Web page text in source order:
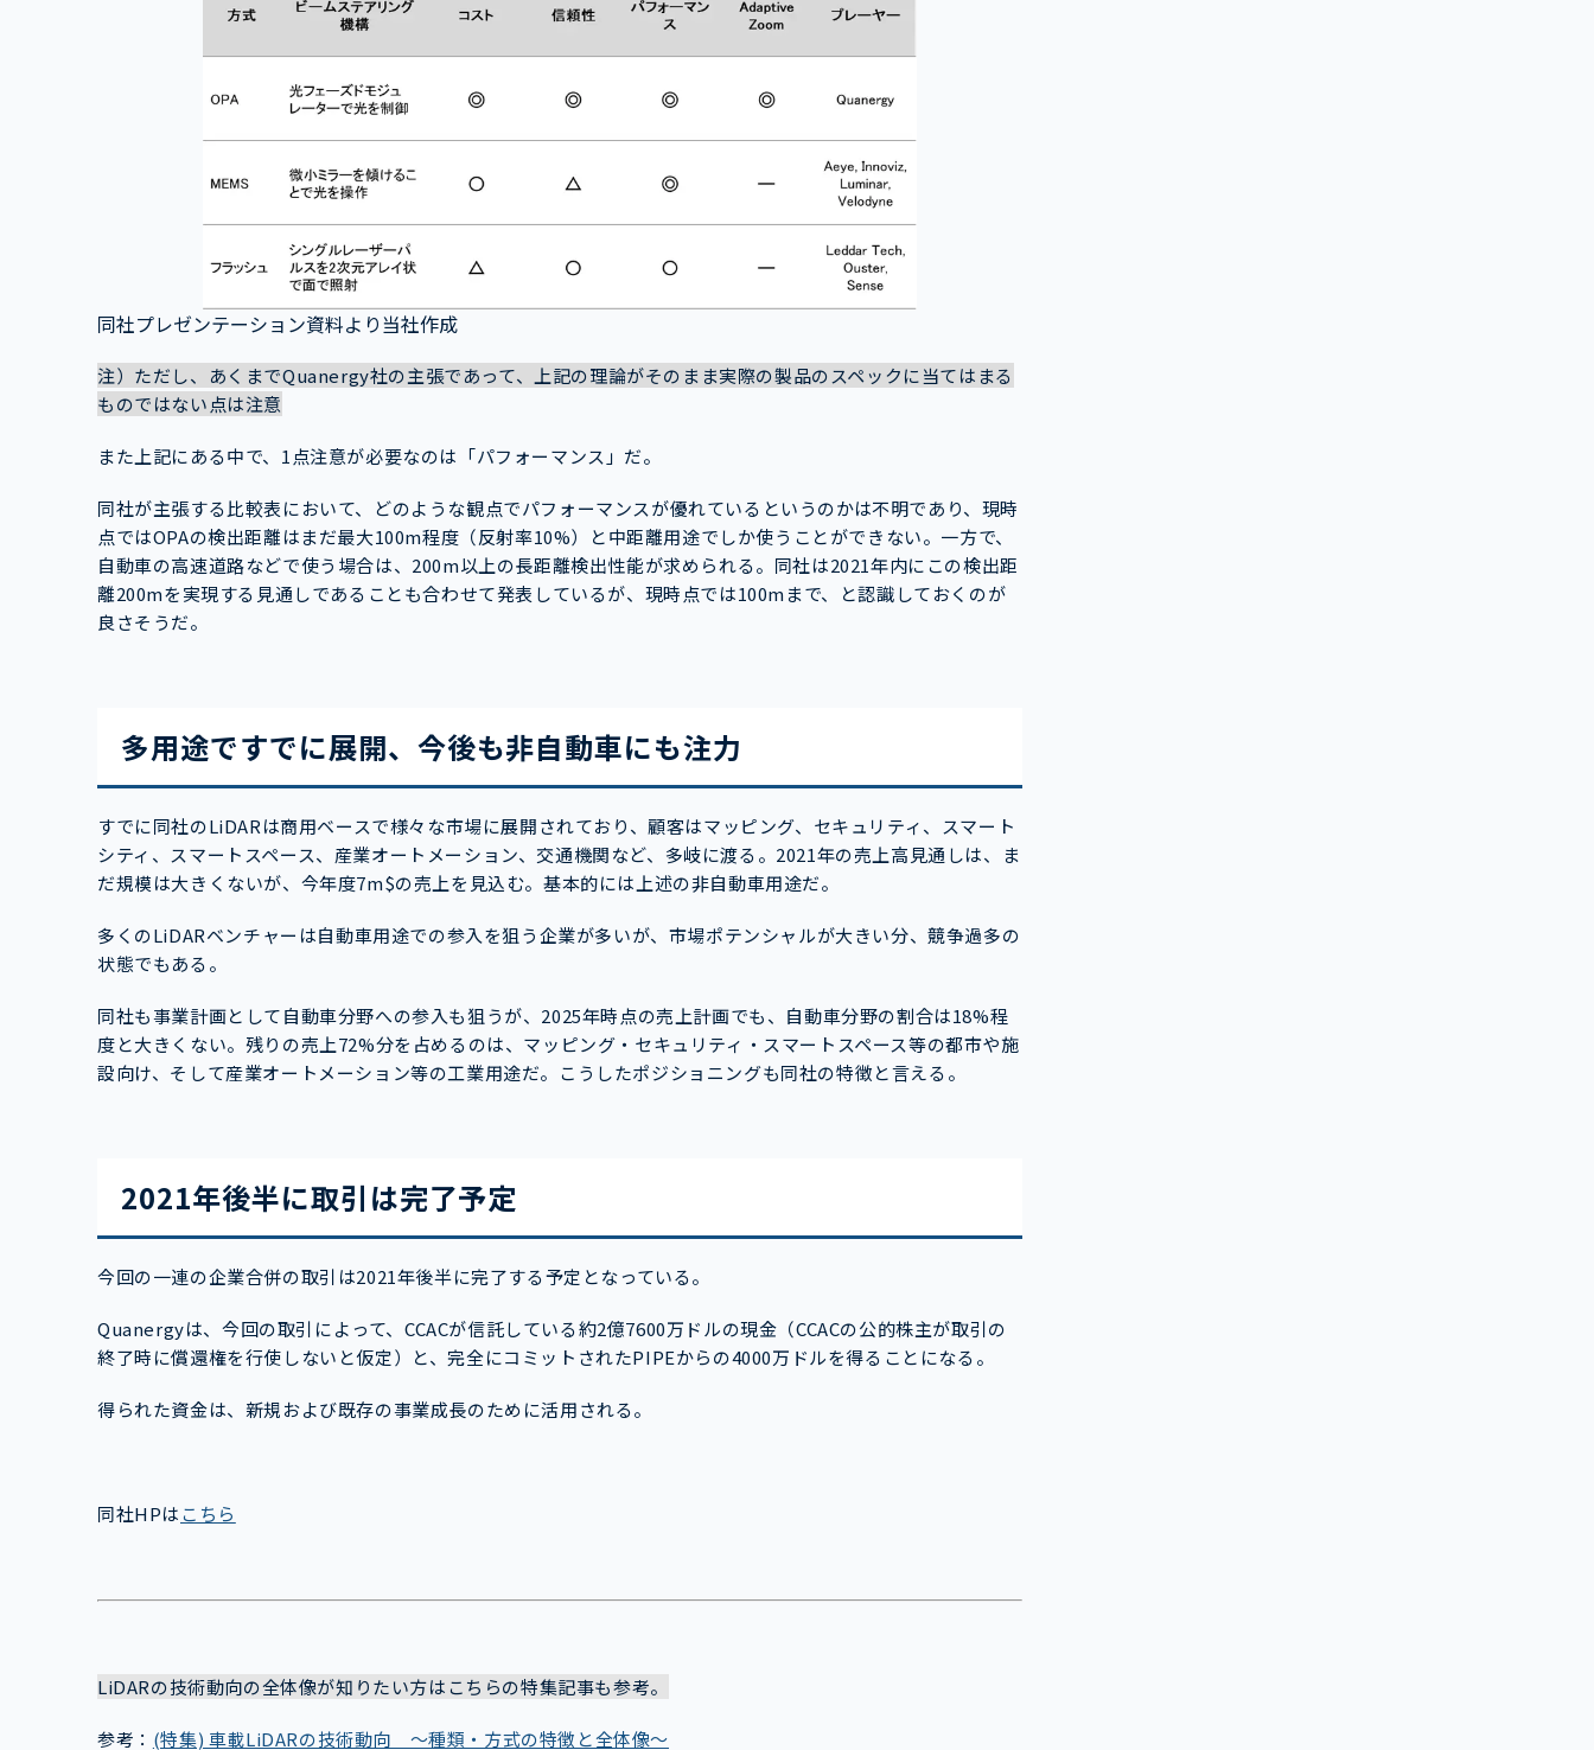
同社プレゼンテーション資料より当社作成
注）ただし、あくまでQuanergy社の主張であって、上記の理論がそのまま実際の製品のスペックに当てはまる
ものではない点は注意
また上記にある中で、1点注意が必要なのは「パフォーマンス」だ。
同社が主張する比較表において、どのような観点でパフォーマンスが優れているというのかは不明であり、現時
点ではOPAの検出距離はまだ最大100m程度（反射率10%）と中距離用途でしか使うことができない。一方で、
自動車の高速道路などで使う場合は、200m以上の長距離検出性能が求められる。同社は2021年内にこの検出距
離200mを実現する見通しであることも合わせて発表しているが、現時点では100mまで、と認識しておくのが
良さそうだ。
多用途ですでに展開、今後も非自動車にも注力
すでに同社のLiDARは商用ベースで様々な市場に展開されており、顧客はマッピング、セキュリティ、スマート
シティ、スマートスペース、産業オートメーション、交通機関など、多岐に渡る。2021年の売上高見通しは、ま
だ規模は大きくないが、今年度7m$の売上を見込む。基本的には上述の非自動車用途だ。
多くのLiDARベンチャーは自動車用途での参入を狙う企業が多いが、市場ポテンシャルが大きい分、競争過多の
状態でもある。
同社も事業計画として自動車分野への参入も狙うが、2025年時点の売上計画でも、自動車分野の割合は18%程
度と大きくない。残りの売上72%分を占めるのは、マッピング・セキュリティ・スマートスペース等の都市や施
設向け、そして産業オートメーション等の工業用途だ。こうしたポジショニングも同社の特徴と言える。
2021年後半に取引は完了予定
今回の一連の企業合併の取引は2021年後半に完了する予定となっている。
Quanergyは、今回の取引によって、CCACが信託している約2億7600万ドルの現金（CCACの公的株主が取引の
終了時に償還権を行使しないと仮定）と、完全にコミットされたPIPEからの4000万ドルを得ることになる。
得られた資金は、新規および既存の事業成長のために活用される。
同社HPはこちら
LiDARの技術動向の全体像が知りたい方はこちらの特集記事も参考。
参考： (特集) 車載LiDARの技術動向 ～種類・方式の特徴と全体像～